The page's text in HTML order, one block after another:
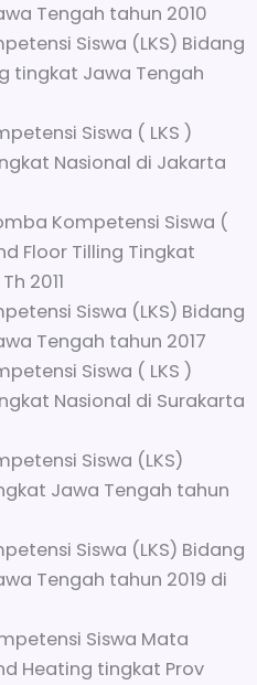
Tengah tahun 2010
Siswa (LKS) Bidang
tingkat Jawa Tengah
Siswa ( LKS )
Nasional di Jakarta
Kompetensi Siswa (
Floor Tilling Tingkat
2011
Siswa (LKS) Bidang
Tengah tahun 2017
Siswa ( LKS )
Nasional di Surakarta
Siswa (LKS)
Jawa Tengah tahun
Siswa (LKS) Bidang
Tengah tahun 2019 di
Siswa Mata
Heating tingkat Prov